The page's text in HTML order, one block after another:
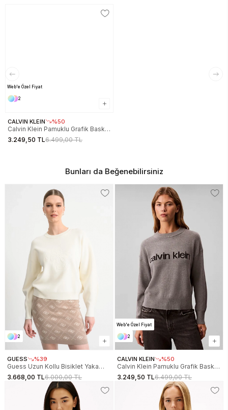
Web'e Özel Fiyat
2
CALVIN KLEIN %50
Calvin Klein Pamuklu Grafik Baskılı
Kadın Siyah Kazak LV047C311G-
UB1
3.249,50 TL6.499,00 TL
Bunları da Beğenebilirsiniz
2
GUESS %39
Guess Uzun Kollu Bisiklet Yaka
Parker 4G Logolu Triko Kadın
Beyaz Triko W6RR48Z26I2-G047
3.668,00 TL6.000,00 TL
Web'e Özel Fiyat
2
CALVIN KLEIN %50
Calvin Klein Pamuklu Grafik Baskılı
Kadın Gri Kazak LV047C311G-P7E
3.249,50 TL6.499,00 TL